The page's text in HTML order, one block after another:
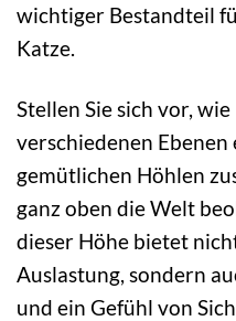
wichtiger Bestandteil
Katze.
Stellen Sie sich vor,
verschiedenen
gemütlichen Höhlen
ganz oben die Welt
dieser Höhe bietet
Auslastung, sondern
und ein Gefühl von